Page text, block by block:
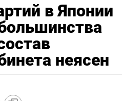
в Японии
неясен